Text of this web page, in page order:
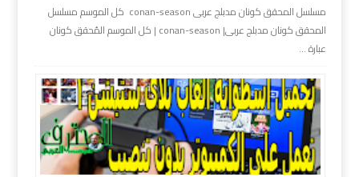
مسلسل المحقق كونان مدبلج عربى conan-season كل الموسم مسلسل
المحقق كونان مدبلج عربى| conan-season | كل الموسم المُحقق كونان
عبارة ...